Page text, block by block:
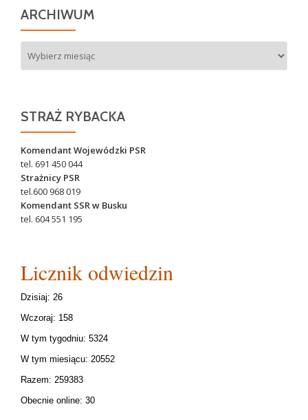
ARCHIWUM
STRAŻ RYBACKA
Komendant Wojewódzki PSR
tel. 691 450 044
Strażnicy PSR
tel.600 968 019
Komendant SSR w Busku
tel. 604 551 195
Licznik odwiedzin
Dzisiaj: 26
Wczoraj: 158
W tym tygodniu: 5324
W tym miesiącu: 20552
Razem: 259383
Obecnie online: 30